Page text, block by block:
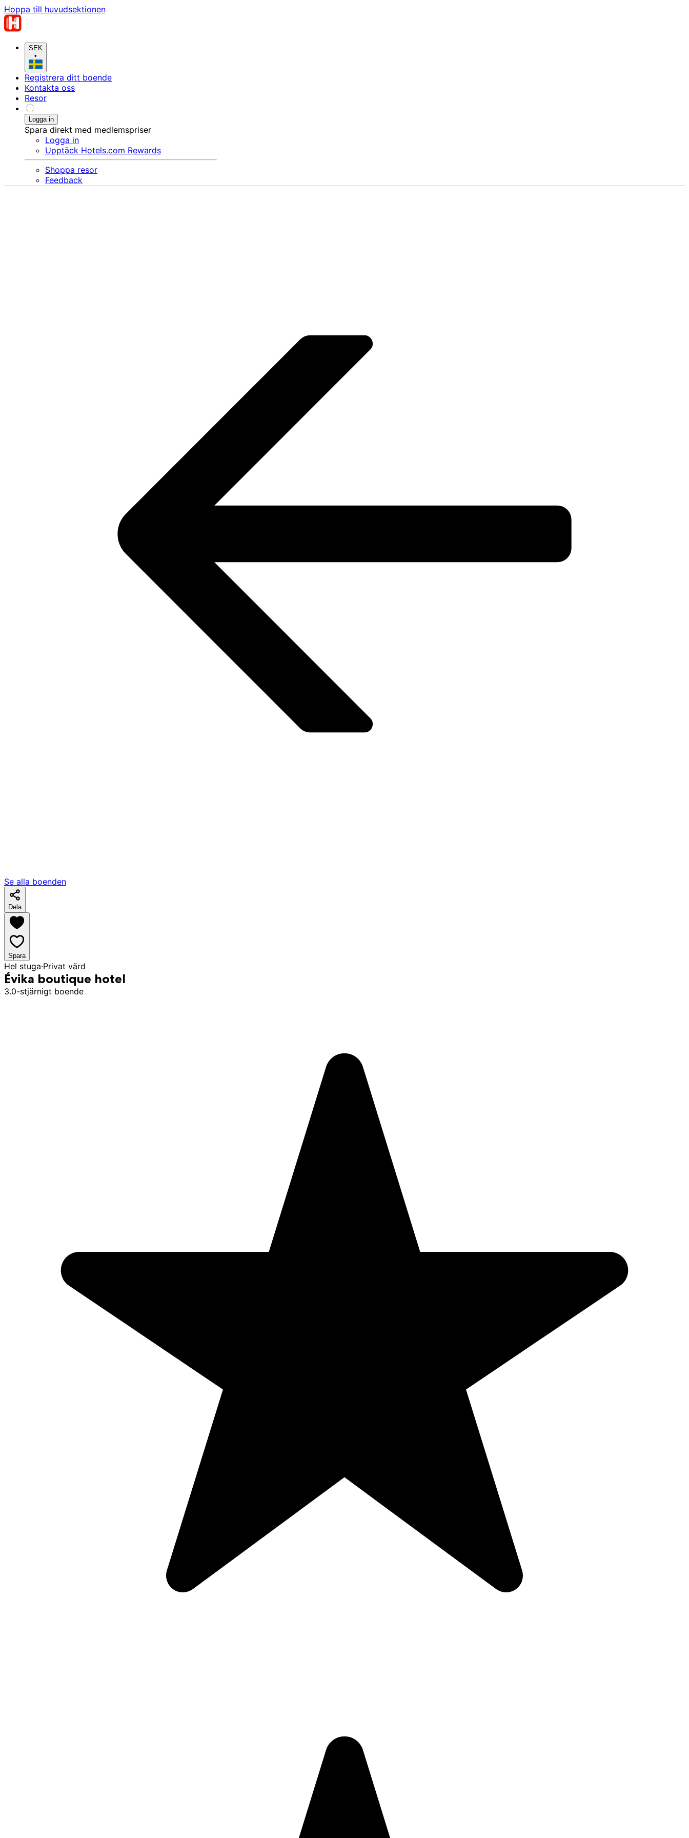
Hoppa till huvudsektionen
SEK
•
Registrera ditt boende
Kontakta oss
Resor
Logga in
Spara direkt med medlemspriser
Logga in
Upptäck Hotels.com Rewards
Shoppa resor
Feedback
Se alla boenden
Dela
Spara
Hel stuga·Privat värd
Évika boutique hotel
3.0-stjärnigt boende